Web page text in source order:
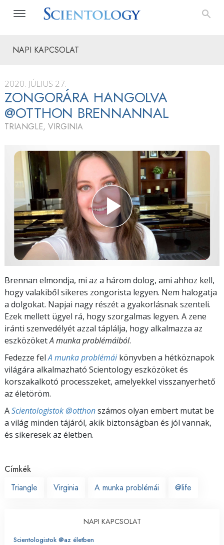
NAPI KAPCSOLAT
2020. JÚLIUS 27.
ZONGORÁRA HANGOLVA
@OTTHON BRENNANNAL
TRIANGLE, VIRGINIA
Brennan elmondja, mi az a három dolog, ami ahhoz kell,
hogy valakiből sikeres zongorista legyen. Nem halogatja
a dolgokat. Napjai nagy részét a gyakorlásnak szenteli.
Ezek mellett ügyel rá, hogyszorgalmas legyen. A zene
iránti szenvedélyétazzal táplálja, hogy alkalmazza az
eszközöketA munka problémáiból.
Fedezze felA munka problémáikönyvben a hétköznapok
világára alkalmazható Scientology eszközöket és
korszakalkotó processzeket, amelyekkel visszanyerhető
az életöröm.
AScientologistok @otthonszámos olyan embert mutat be
a világ minden tájáról, akik biztonságban és jól vannak,
és sikeresek az életben.
Címkék
Triangle
Virginia A munka problémái @life
NAPI KAPCSOLAT
Scientologistok @az életben